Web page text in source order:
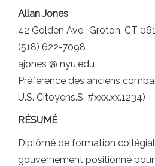
Allan Jones
42 Golden Ave., Groton, CT
(518) 622-7098
ajones @ nyu.édu
Préférence des anciens
U.S. Citoyens.S. #xxx.xx.1234)
RÉSUMÉ
Diplômé de formation
gouvernement positionné